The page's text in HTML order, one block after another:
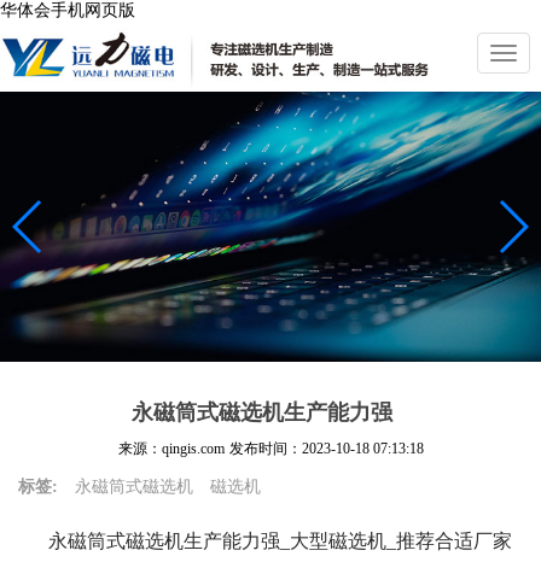
华体会手机网页版
切
换
导
航
永磁筒式磁选机生产能力强
来源：qingis.com 发布时间： 2023-10-18 07:13:18
标签: 永磁筒式磁选机 磁选机
永磁筒式磁选机生产能力强_大型磁选机_推荐合适厂家